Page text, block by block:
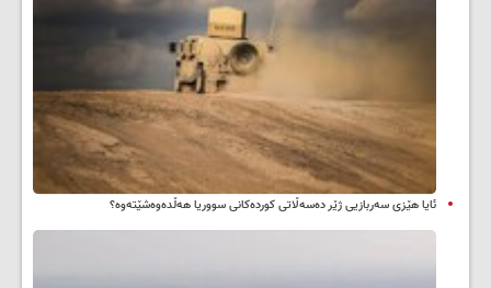
ئایا هێزی سەربازیی ژێر دەسەڵاتی کوردەکانی سووریا هەڵدەوەشێتەوە؟